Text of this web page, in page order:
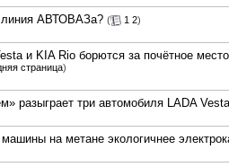
линия АВТОВАЗа? ( 1 2)
и KIA Rio борются за почётное место
страница)
разыграет три автомобиля LADA Vesta
на метане экологичнее